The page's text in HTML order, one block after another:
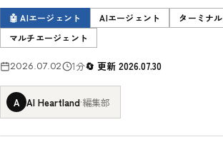
🤖 AIエージェント AIエージェント ターミナル
マルチエージェント
2026.07.02 1分 更新 2026.07.30
A AI Heartland·編集部